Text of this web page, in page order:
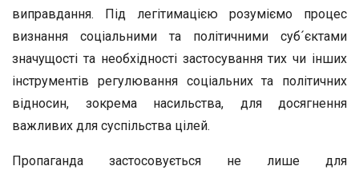
виправдання. Під легітимацією розуміємо процес
визнання соціальними та політичними суб´єктами
значущості та необхідності застосування тих чи інших
інструментів регулювання соціальних та політичних
відносин, зокрема насильства, для досягнення
важливих для суспільства цілей.
Пропаганда застосовується не лише для